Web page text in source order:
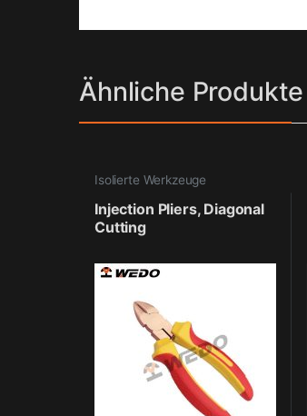
Ähnliche Produkte
Isolierte Werkzeuge
Injection Pliers, Diagonal
Cutting